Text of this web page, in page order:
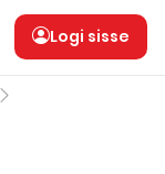
Logi sisse